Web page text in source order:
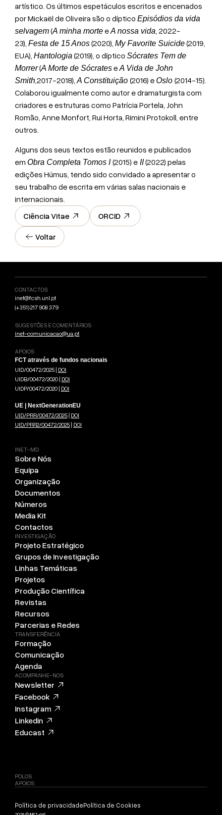
Voltar
artístico. Os últimos espetáculos escritos e encenados
por Mickaël de Oliveira são o díptico Episódios da vida
selvagem(A minha morteeA nossa vida, 2022-
23), Festa de 15 Anos(2020), My Favorite Suicide(2019,
EUA), Hantologia (2019), o díptico Sócrates Tem de
Morrer(A Morte de SócrateseA Vida de John
Smith,2017-2018),A Constituição (2016) eOslo (2014-15).
Colaborou igualmente como autor e dramaturgista com
criadores e estruturas como Patrícia Portela, John
Romão, Anne Monfort, Rui Horta, Rimini Protokoll, entre
outros.
Alguns dos seus textos estão reunidos e publicados
em Obra Completa Tomos I(2015) e II(2022) pelas
edições Húmus, tendo sido convidado a apresentar o
seu trabalho de escrita em várias salas nacionais e
internacionais.
Ciência Vitae
ORCID
CONTACTOS
inet@fcsh.unl.pt
(+351) 217 908 379
SUGESTÕES E COMENTÁRIOS
inet-comunicacao@ua.pt
APOIOS
FCT através de fundos nacionais
UID/00472/2025 | DOI
UIDB/00472/2020 | DOI
UIDP/00472/2020 | DOI
UE | NextGenerationEU
UID/PRR/00472/2025 | DOI
UID/PRR2/00472/2025 | DOI
INET-MD
Sobre Nós
Equipa
Organização
Documentos
Números
Media Kit
Contactos
INVESTIGAÇÃO
Projeto Estratégico
Grupos de Investigação
Linhas Temáticas
Projetos
Produção Científica
Revistas
Recursos
Parcerias e Redes
TRANSFERÊNCIA
Formação
Comunicação
Agenda
ACOMPANHE-NOS
Newsletter
Facebook
Instagram
Linkedin
Educast
POLOS
APOIOS
Política de privacidadePolítica de Cookies